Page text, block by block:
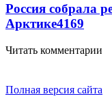
Россия собрала
Арктике4169
Читать комментарии
Полная версия сайта